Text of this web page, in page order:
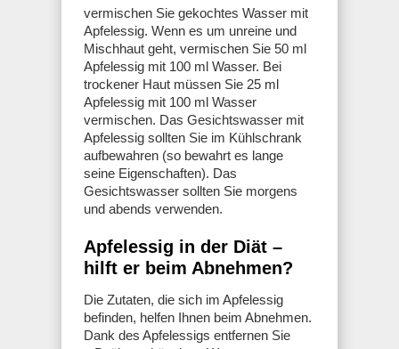
vermischen Sie gekochtes Wasser mit
Apfelessig. Wenn es um unreine und
Mischhaut geht, vermischen Sie 50 ml
Apfelessig mit 100 ml Wasser. Bei
trockener Haut müssen Sie 25 ml
Apfelessig mit 100 ml Wasser
vermischen. Das Gesichtswasser mit
Apfelessig sollten Sie im Kühlschrank
aufbewahren (so bewahrt es lange
seine Eigenschaften). Das
Gesichtswasser sollten Sie morgens
und abends verwenden.
Apfelessig in der Diät –
hilft er beim Abnehmen?
Die Zutaten, die sich im Apfelessig
befinden, helfen Ihnen beim Abnehmen.
Dank des Apfelessigs entfernen Sie